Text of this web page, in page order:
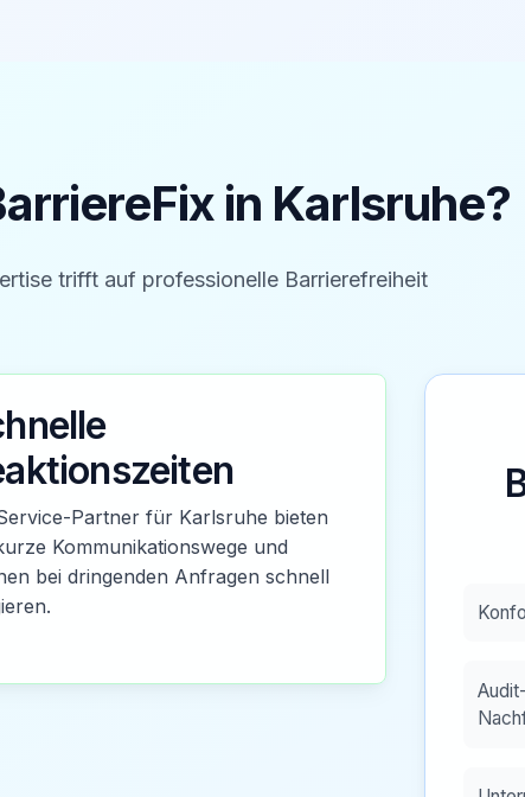
in Karlsruhe?
trifft auf professionelle Barrierefreiheit
Partner für Karlsruhe bieten
Kommunikationswege und
bei dringenden Anfragen schnell
Audit-